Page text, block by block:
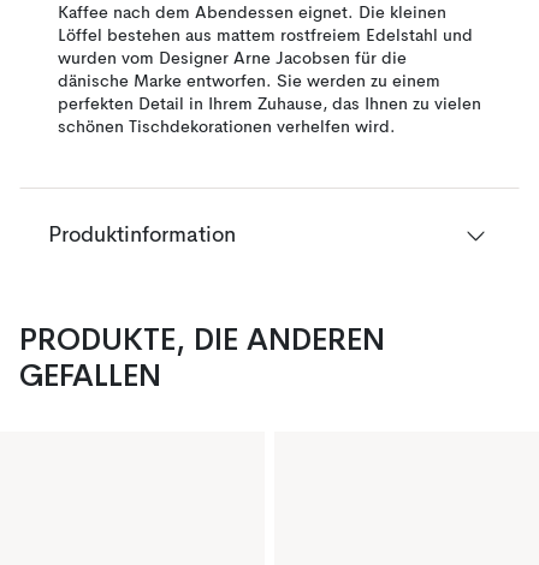
Kaffee nach dem Abendessen eignet. Die kleinen
Löffel bestehen aus mattem rostfreiem Edelstahl und
wurden vom Designer Arne Jacobsen für die
dänische Marke entworfen. Sie werden zu einem
perfekten Detail in Ihrem Zuhause, das Ihnen zu vielen
schönen Tischdekorationen verhelfen wird.
Produktinformation
PRODUKTE, DIE ANDEREN
GEFALLEN